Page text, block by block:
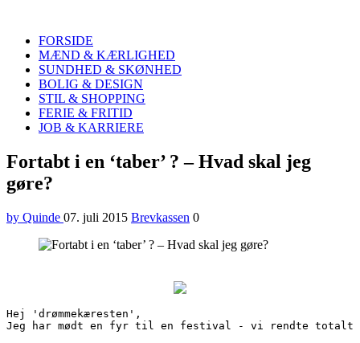
FORSIDE
MÆND & KÆRLIGHED
SUNDHED & SKØNHED
BOLIG & DESIGN
STIL & SHOPPING
FERIE & FRITID
JOB & KARRIERE
Menu
Fortabt i en ‘taber’ ? – Hvad skal jeg
gøre?
by Quinde 07. juli 2015 Brevkassen 0
Hej 'drømmekæresten',
Jeg har mødt en fyr til en festival - vi rendte totalt